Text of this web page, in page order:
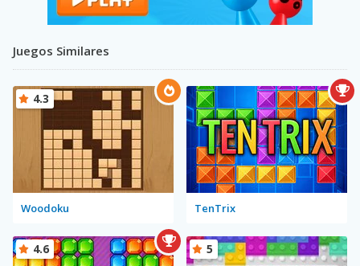
Juegos Similares
Woodoku
4.3
TenTrix
4.6 5